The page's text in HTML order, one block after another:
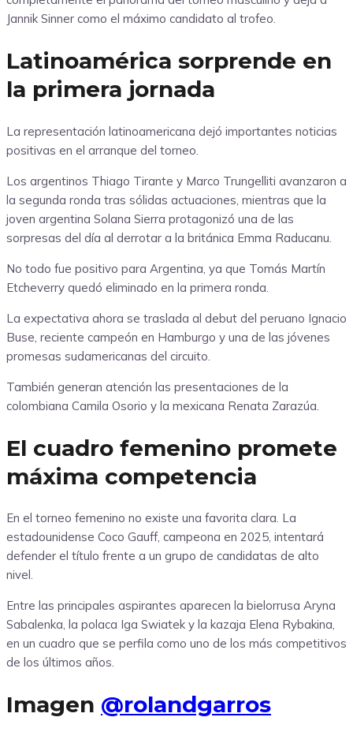
Jannik Sinner como el máximo candidato al trofeo.
Latinoamérica sorprende en
la primera jornada
La representación latinoamericana dejó importantes noticias
positivas en el arranque del torneo.
Los argentinos Thiago Tirante y Marco Trungelliti avanzaron a
la segunda ronda tras sólidas actuaciones, mientras que la
joven argentina Solana Sierra protagonizó una de las
sorpresas del día al derrotar a la británica Emma Raducanu.
No todo fue positivo para Argentina, ya que Tomás Martín
Etcheverry quedó eliminado en la primera ronda.
La expectativa ahora se traslada al debut del peruano Ignacio
Buse, reciente campeón en Hamburgo y una de las jóvenes
promesas sudamericanas del circuito.
También generan atención las presentaciones de la
colombiana Camila Osorio y la mexicana Renata Zarazúa.
El cuadro femenino promete
máxima competencia
En el torneo femenino no existe una favorita clara. La
estadounidense Coco Gauff, campeona en 2025, intentará
defender el título frente a un grupo de candidatas de alto
nivel.
Entre las principales aspirantes aparecen la bielorrusa Aryna
Sabalenka, la polaca Iga Swiatek y la kazaja Elena Rybakina,
en un cuadro que se perfila como uno de los más competitivos
de los últimos años.
Imagen @rolandgarros